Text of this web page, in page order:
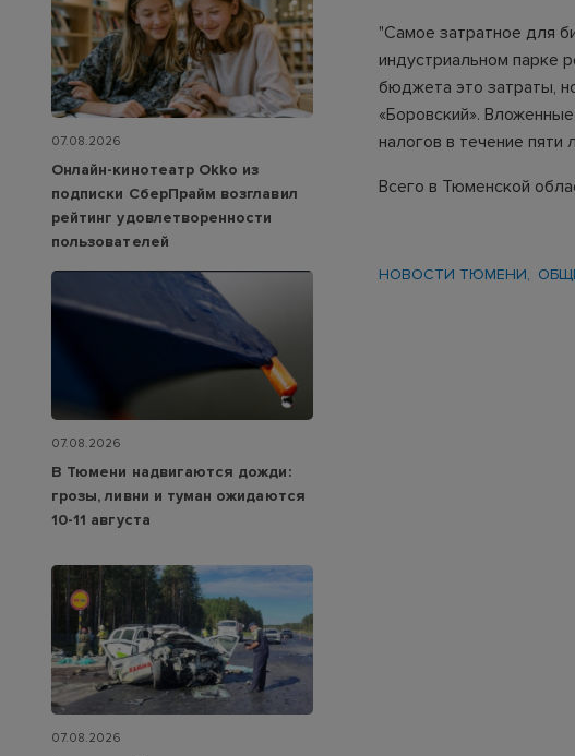
"Самое затратное для
индустриальном парке
бюджета это затраты,
«Боровский».
налогов в течение
Всего в Тюменской
НОВОСТИ ТЮМЕНИ
07.08.2026
Онлайн-кинотеатр Okko из
подписки СберПрайм возглавил
рейтинг удовлетворенности
пользователей
07.08.2026
В Тюмени надвигаются дожди:
грозы, ливни и туман ожидаются
10-11 августа
07.08.2026